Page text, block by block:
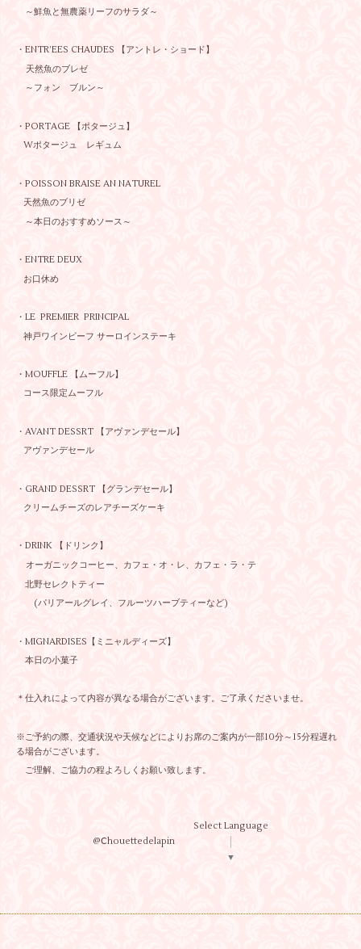
～鮮魚と無農薬リーフのサラダ～
・ENTR’EES CHAUDES 【アントレ・ショード】
天然魚のブレゼ
～フォン ブルン～
・PORTAGE 【ポタージュ】
Wポタージュ レギュム
・POISSON BRAISE AN NATUREL
天然魚のブリゼ
～本日のおすすめソース～
・ENTRE DEUX
お口休め
・LE PREMIER PRINCIPAL
神戸ワインビーフ サーロインステーキ
・MOUFFLE 【ムーフル】
コース限定ムーフル
・AVANT DESSRT 【アヴァンデセール】
アヴァンデセール
・GRAND DESSRT 【グランデセール】
クリームチーズのレアチーズケーキ
・DRINK 【ドリンク】
オーガニックコーヒー、カフェ・オ・レ、カフェ・ラ・テ
北野セレクトティー
(パリアールグレイ、フルーツハーブティーなど)
・MIGNARDISES【ミニャルディーズ】
本日の小菓子
＊仕入れによって内容が異なる場合がございます。ご了承くださいませ。
※ご予約の際、交通状況や天候などによりお席のご案内が一部10分～15分程遅れ
る場合がございます。
ご理解、ご協力の程よろしくお願い致します。
@Ⅽhouettedelapin
Select Language
▼